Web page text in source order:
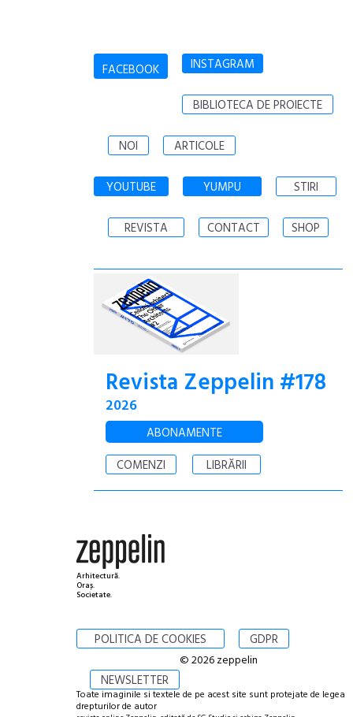
FACEBOOK INSTAGRAM
BIBLIOTECA DE PROIECTE
NOI ARTICOLE
YOUTUBE YUMPU STIRI
REVISTA CONTACT SHOP
Revista Zeppelin #178
2026
ABONAMENTE
COMENZI
LIBRĂRII
Arhitectură.
Oraș.
Societate.
POLITICA DE COOKIES GDPR
NEWSLETTER
© 2026 zeppelin
Toate imaginile si textele de pe acest site sunt protejate de legea
drepturilor de autor